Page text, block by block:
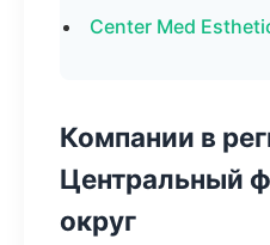
Center Med
Компании в
Центральный
округ